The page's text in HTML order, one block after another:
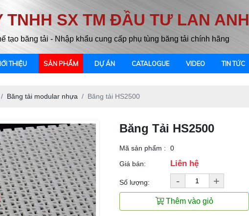
TNHH SX TM ĐẦU TƯ LAN ANH
tạo băng tải - Nhập khẩu cung cấp phụ tùng băng tải chính hãng
THIỆU SẢN PHẨM DỰ ÁN CATALOGUE VIDEO TIN TỨC
Băng tải modular nhựa Băng tải HS2500
Băng Tải HS2500
Mã sản phẩm :
0
Giá bán:
Liên hệ
Số lượng: - +
Thêm vào giỏ